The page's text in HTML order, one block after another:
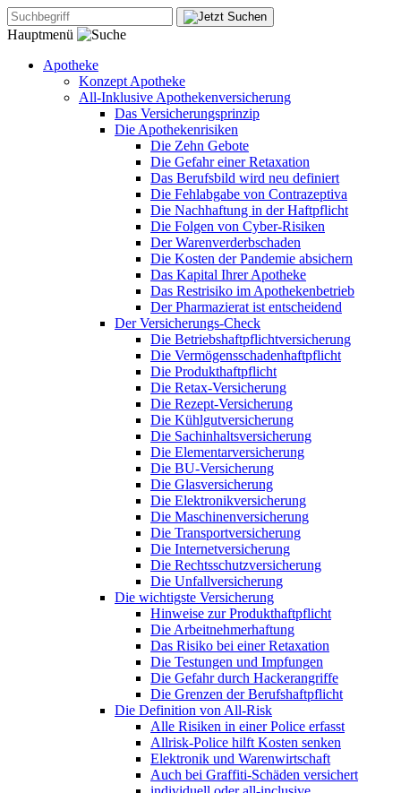
Hauptmenü
Apotheke
Konzept Apotheke
All-Inklusive Apothekenversicherung
Das Versicherungsprinzip
Die Apothekenrisiken
Die Zehn Gebote
Die Gefahr einer Retaxation
Das Berufsbild wird neu definiert
Die Fehlabgabe von Contrazeptiva
Die Nachhaftung in der Haftpflicht
Die Folgen von Cyber-Risiken
Der Warenverderbschaden
Die Kosten der Pandemie absichern
Das Kapital Ihrer Apotheke
Das Restrisiko im Apothekenbetrieb
Der Pharmazierat ist entscheidend
Der Versicherungs-Check
Die Betriebshaftpflichtversicherung
Die Vermögensschadenhaftpflicht
Die Produkthaftpflicht
Die Retax-Versicherung
Die Rezept-Versicherung
Die Kühlgutversicherung
Die Sachinhaltsversicherung
Die Elementarversicherung
Die BU-Versicherung
Die Glasversicherung
Die Elektronikversicherung
Die Maschinenversicherung
Die Transportversicherung
Die Internetversicherung
Die Rechtsschutzversicherung
Die Unfallversicherung
Die wichtigste Versicherung
Hinweise zur Produkthaftpflicht
Die Arbeitnehmerhaftung
Das Risiko bei einer Retaxation
Die Testungen und Impfungen
Die Gefahr durch Hackerangriffe
Die Grenzen der Berufshaftpflicht
Die Definition von All-Risk
Alle Risiken in einer Police erfasst
Allrisk-Police hilft Kosten senken
Elektronik und Warenwirtschaft
Auch bei Graffiti-Schäden versichert